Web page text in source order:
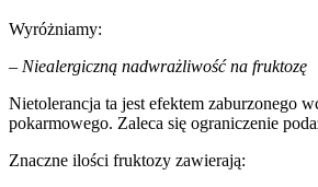
Wyróżniamy:
– Niealergiczną nadwrażliwość na fruktozę
Nietolerancja ta jest efektem zaburzonego
pokarmowego. Zaleca się ograniczenie
Znaczne ilości fruktozy zawierają: